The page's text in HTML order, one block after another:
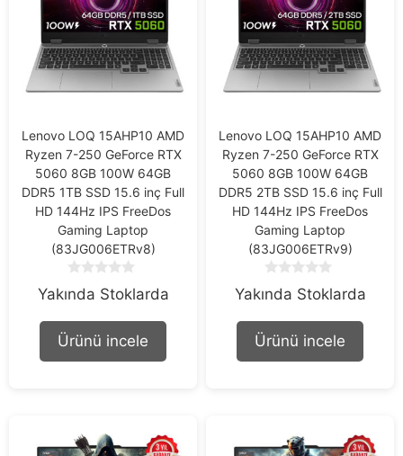
Lenovo LOQ 15AHP10 AMD
Ryzen 7-250 GeForce RTX
5060 8GB 100W 64GB
DDR5 1TB SSD 15.6 inç Full
HD 144Hz IPS FreeDos
Gaming Laptop
(83JG006ETRv8)
o
o
f
Yakında Stoklarda
Ürünü incele
Lenovo LOQ 15AHP10 AMD
Ryzen 7-250 GeForce RTX
5060 8GB 100W 64GB
DDR5 2TB SSD 15.6 inç Full
HD 144Hz IPS FreeDos
Gaming Laptop
(83JG006ETRv9)
o
o
f
Yakında Stoklarda
Ürünü incele